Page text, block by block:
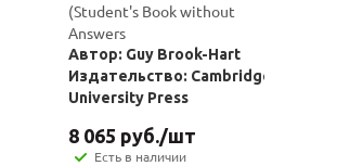
(Student's Book without
Answers
Автор: Guy Brook-Hart
Издательство: Cambridge
University Press
8 065 руб./шт
Есть в наличии